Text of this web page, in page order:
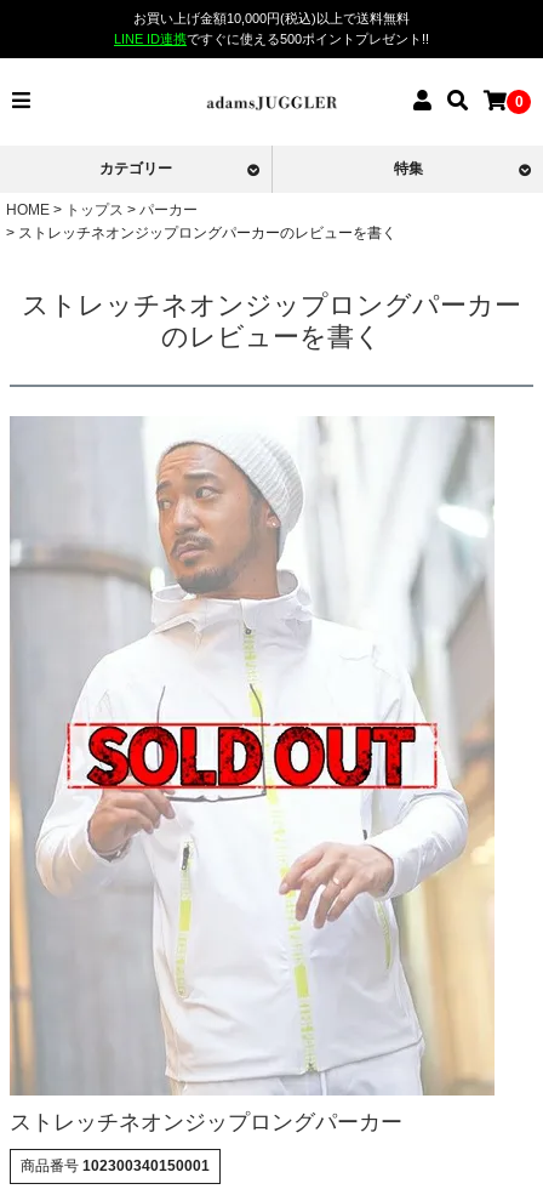
お買い上げ金額10,000円(税込)以上で送料無料
LINE ID連携ですぐに使える500ポイントプレゼント!!
0
カテゴリー 特集
HOME トップス
パーカー
ストレッチネオンジップロングパーカーのレビューを書く
ストレッチネオンジップロングパーカー
のレビューを書く
ストレッチネオンジップロングパーカー
商品番号 102300340150001